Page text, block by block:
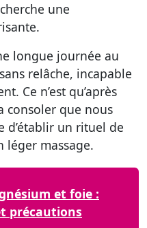
une
longue journée au
relâche, incapable
Ce n’est qu’après
consoler que nous
d’établir un rituel de
léger massage.
et foie :
précautions